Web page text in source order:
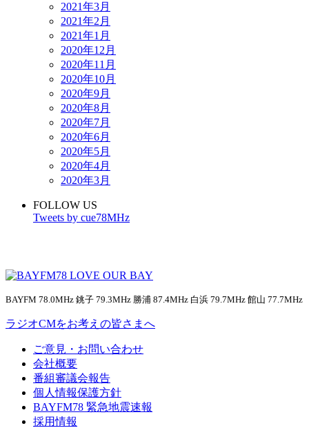
2021年3月
2021年2月
2021年1月
2020年12月
2020年11月
2020年10月
2020年9月
2020年8月
2020年7月
2020年6月
2020年5月
2020年4月
2020年3月
FOLLOW US
Tweets by cue78MHz
BAYFM 78.0MHz 銚子 79.3MHz 勝浦 87.4MHz 白浜 79.7MHz 館山 77.7MHz
ラジオCMをお考えの皆さまへ
ご意見・お問い合わせ
会社概要
番組審議会報告
個人情報保護方針
BAYFM78 緊急地震速報
採用情報